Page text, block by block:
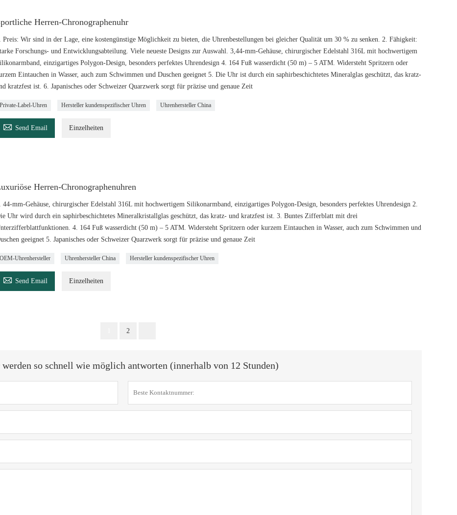
Herren-Chronographenuhr
Preis: Wir sind in der Lage, eine kostengünstige Möglichkeit zu bieten, die Uhrenbestellungen bei gleicher Qualität um 30 % zu senken. 2. Fähigkeit:
Forschungs- und Entwicklungsabteilung. Viele neueste Designs zur Auswahl. 3,44-mm-Gehäuse, chirurgischer Edelstahl 316L mit hochwertigem
einzigartiges Polygon-Design, besonders perfektes Uhrendesign 4. 164 Fuß wasserdicht (50 m) – 5 ATM. Widersteht Spritzern oder
Eintauchen in Wasser, auch zum Schwimmen und Duschen geeignet 5. Die Uhr ist durch ein saphirbeschichtetes Mineralglas geschützt, das kratz-
kratzfest ist. 6. Japanisches oder Schweizer Quarzwerk sorgt für präzise und genaue Zeit
Private-Label-Uhren Hersteller kundenspezifischer Uhren Uhrenhersteller China
 Send Email Einzelheiten
Herren-Chronographenuhren
44-mm-Gehäuse, chirurgischer Edelstahl 316L mit hochwertigem Silikonarmband, einzigartiges Polygon-Design, besonders perfektes Uhrendesign 2.
Uhr wird durch ein saphirbeschichtetes Mineralkristallglas geschützt, das kratz- und kratzfest ist. 3. Buntes Zifferblatt mit drei
4. 164 Fuß wasserdicht (50 m) – 5 ATM. Widersteht Spritzern oder kurzem Eintauchen in Wasser, auch zum Schwimmen und
geeignet 5. Japanisches oder Schweizer Quarzwerk sorgt für präzise und genaue Zeit
OEM-Uhrenhersteller Uhrenhersteller China Hersteller kundenspezifischer Uhren
 Send Email Einzelheiten
2
so schnell wie möglich antworten (innerhalb von 12 Stunden)